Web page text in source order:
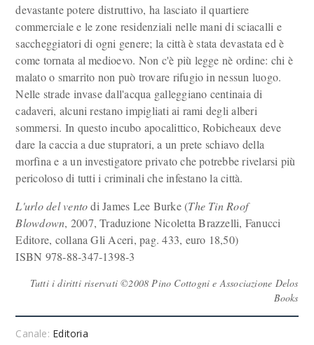
devastante potere distruttivo, ha lasciato il quartiere
commerciale e le zone residenziali nelle mani di sciacalli e
saccheggiatori di ogni genere; la città è stata devastata ed è
come tornata al medioevo. Non c'è più legge nè ordine: chi è
malato o smarrito non può trovare rifugio in nessun luogo.
Nelle strade invase dall'acqua galleggiano centinaia di
cadaveri, alcuni restano impigliati ai rami degli alberi
sommersi. In questo incubo apocalittico, Robicheaux deve
dare la caccia a due stupratori, a un prete schiavo della
morfina e a un investigatore privato che potrebbe rivelarsi più
pericoloso di tutti i criminali che infestano la città.
L'urlo del ventodi James Lee Burke (The Tin Roof
Blowdown, 2007, Traduzione Nicoletta Brazzelli, Fanucci
Editore, collana Gli Aceri, pag. 433, euro 18,50)
ISBN 978-88-347-1398-3
Tutti i diritti riservati ©2008 Pino Cottogni e Associazione Delos
Books
Canale: Editoria